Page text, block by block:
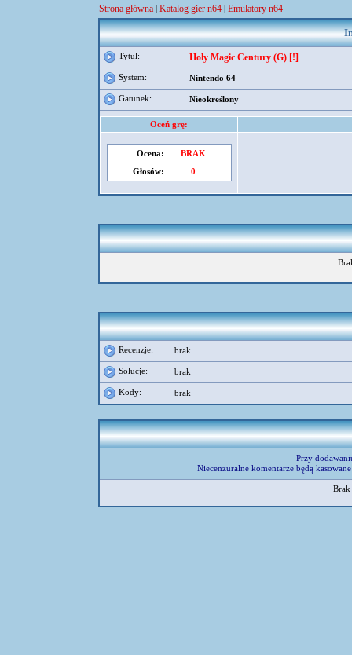
Strona główna | Katalog gier n64 | Emulatory n64
Tytuł: Holy Magic Century (G) [!]
System: Nintendo 64
Gatunek: Nieokreślony
Oceń grę:
Ocena:
BRAK
Głosów:
0
Recenzje: brak
Solucje: brak
Kody: brak
Przy
Niecenzuralne komentarze będą